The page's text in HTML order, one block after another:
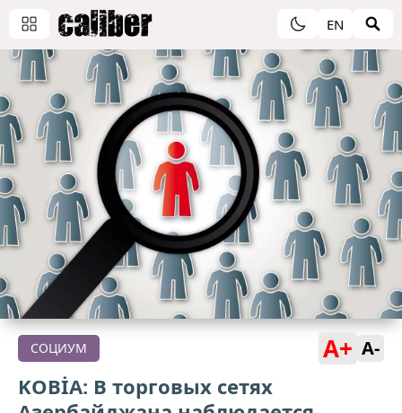
EN
СОЦИУМ A+ A-
KOBİA: В торговых сетях